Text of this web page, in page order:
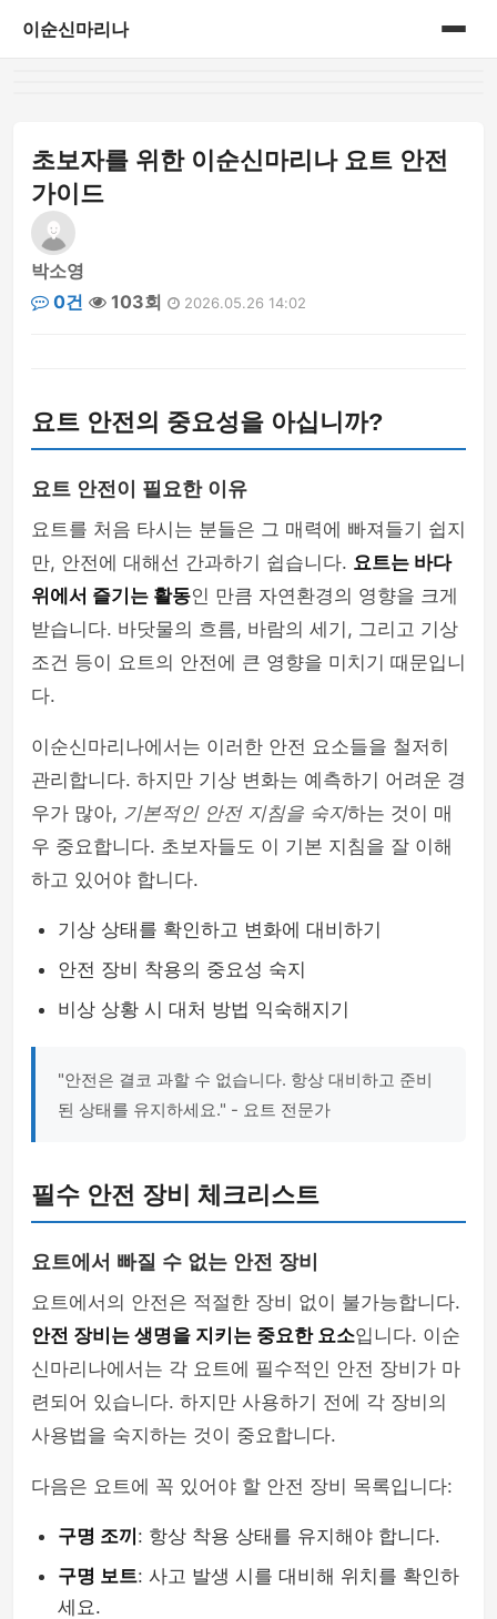
이순신마리나
초보자를 위한 이순신마리나 요트 안전
가이드
박소영
0건
103회 2026.05.26 14:02
요트 안전의 중요성을 아십니까?
요트 안전이 필요한 이유
요트를 처음 타시는 분들은 그 매력에 빠져들기 쉽지
만, 안전에 대해선 간과하기 쉽습니다. 요트는 바다
위에서 즐기는 활동인 만큼 자연환경의 영향을 크게
받습니다. 바닷물의 흐름, 바람의 세기, 그리고 기상
조건 등이 요트의 안전에 큰 영향을 미치기 때문입니
다.
이순신마리나에서는 이러한 안전 요소들을 철저히
관리합니다. 하지만 기상 변화는 예측하기 어려운 경
우가 많아, 기본적인 안전 지침을 숙지하는 것이 매
우 중요합니다. 초보자들도 이 기본 지침을 잘 이해
하고 있어야 합니다.
기상 상태를 확인하고 변화에 대비하기
안전 장비 착용의 중요성 숙지
비상 상황 시 대처 방법 익숙해지기
"안전은 결코 과할 수 없습니다. 항상 대비하고 준비
된 상태를 유지하세요." - 요트 전문가
필수 안전 장비 체크리스트
요트에서 빠질 수 없는 안전 장비
요트에서의 안전은 적절한 장비 없이 불가능합니다.
안전 장비는 생명을 지키는 중요한 요소입니다. 이순
신마리나에서는 각 요트에 필수적인 안전 장비가 마
련되어 있습니다. 하지만 사용하기 전에 각 장비의
사용법을 숙지하는 것이 중요합니다.
다음은 요트에 꼭 있어야 할 안전 장비 목록입니다:
구명 조끼 : 항상 착용 상태를 유지해야 합니다.
구명 보트: 사고 발생 시를 대비해 위치를 확인하
세요.